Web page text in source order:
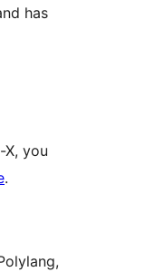
has
X, you
.